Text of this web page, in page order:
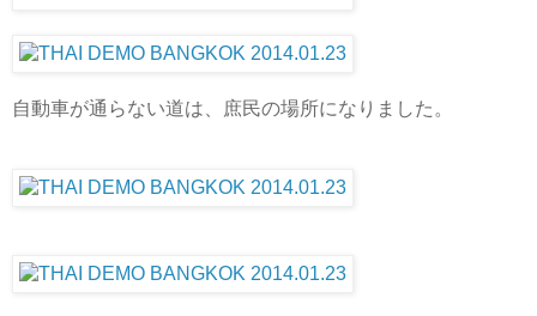
自動車が通らない道は、庶民の場所になりました。